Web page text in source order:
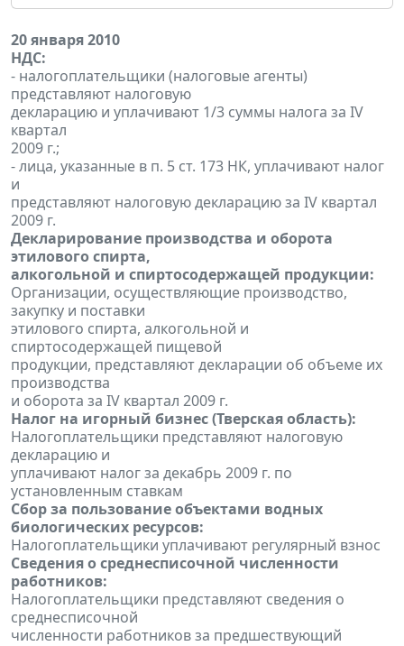
20 января 2010
НДС:
- налогоплательщики (налоговые агенты)
представляют налоговую
декларацию и уплачивают 1/3 суммы налога за IV
квартал
2009 г.;
- лица, указанные в п. 5 ст. 173 НК, уплачивают налог
и
представляют налоговую декларацию за IV квартал
2009 г.
Декларирование производства и оборота
этилового спирта,
алкогольной и спиртосодержащей продукции:
Организации, осуществляющие производство,
закупку и поставки
этилового спирта, алкогольной и
спиртосодержащей пищевой
продукции, представляют декларации об объеме их
производства
и оборота за IV квартал 2009 г.
Налог на игорный бизнес (Тверская область):
Налогоплательщики представляют налоговую
декларацию и
уплачивают налог за декабрь 2009 г. по
установленным ставкам
Сбор за пользование объектами водных
биологических ресурсов:
Налогоплательщики уплачивают регулярный взнос
Сведения о среднесписочной численности
работников:
Налогоплательщики представляют сведения о
среднесписочной
численности работников за предшествующий